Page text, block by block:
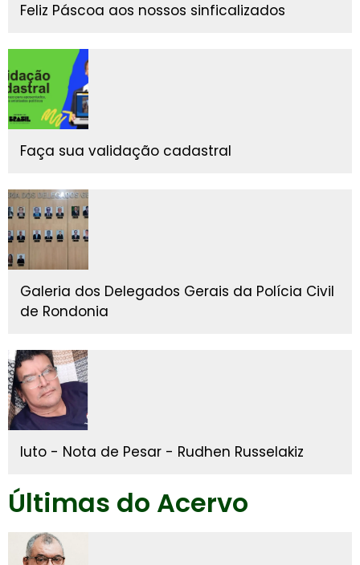
Feliz Páscoa aos nossos sinficalizados
Faça sua validação cadastral
Galeria dos Delegados Gerais da Polícia Civil
de Rondonia
luto - Nota de Pesar - Rudhen Russelakiz
Últimas do Acervo